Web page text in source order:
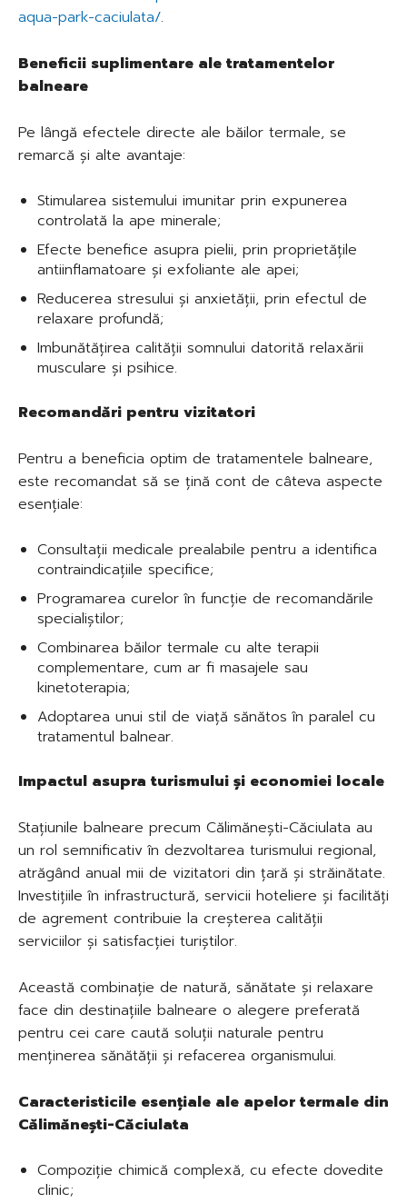
aqua-park-caciulata/.
Beneficii suplimentare ale tratamentelor
balneare
Pe lângă efectele directe ale băilor termale, se
remarcă și alte avantaje:
Stimularea sistemului imunitar prin expunerea
controlată la ape minerale;
Efecte benefice asupra pielii, prin proprietățile
antiinflamatoare și exfoliante ale apei;
Reducerea stresului și anxietății, prin efectul de
relaxare profundă;
Imbunătățirea calității somnului datorită relaxării
musculare și psihice.
Recomandări pentru vizitatori
Pentru a beneficia optim de tratamentele balneare,
este recomandat să se țină cont de câteva aspecte
esențiale:
Consultații medicale prealabile pentru a identifica
contraindicațiile specifice;
Programarea curelor în funcție de recomandările
specialiștilor;
Combinarea băilor termale cu alte terapii
complementare, cum ar fi masajele sau
kinetoterapia;
Adoptarea unui stil de viață sănătos în paralel cu
tratamentul balnear.
Impactul asupra turismului și economiei locale
Stațiunile balneare precum Călimănești-Căciulata au
un rol semnificativ în dezvoltarea turismului regional,
atrăgând anual mii de vizitatori din țară și străinătate.
Investițiile în infrastructură, servicii hoteliere și facilități
de agrement contribuie la creșterea calității
serviciilor și satisfacției turiștilor.
Această combinație de natură, sănătate și relaxare
face din destinațiile balneare o alegere preferată
pentru cei care caută soluții naturale pentru
menținerea sănătății și refacerea organismului.
Caracteristicile esențiale ale apelor termale din
Călimănești-Căciulata
Compoziție chimică complexă, cu efecte dovedite
clinic;